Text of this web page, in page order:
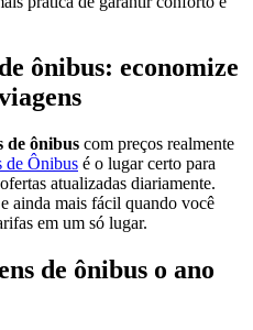
ônibus: economize
de ônibus com preços realmente
de Ônibus é o lugar certo para
atualizadas diariamente.
ainda mais fácil quando você
em um só lugar.
de ônibus o ano